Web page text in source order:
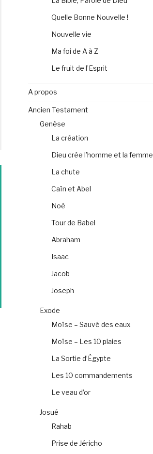
Quelle Bonne Nouvelle !
Nouvelle vie
Ma foi de A à Z
Le fruit de l’Esprit
A propos
Ancien Testament
Genèse
La création
Dieu crée l’homme et la femme
La chute
Caïn et Abel
Noé
Tour de Babel
Abraham
Isaac
Jacob
Joseph
Exode
Moïse – Sauvé des eaux
Moïse – Les 10 plaies
La Sortie d’Égypte
Les 10 commandements
Le veau d’or
Josué
Rahab
Prise de Jéricho